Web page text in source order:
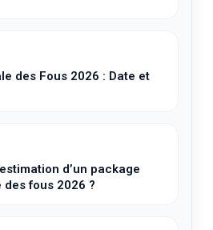
des Fous 2026 : Date et
d’un package
fous 2026 ?